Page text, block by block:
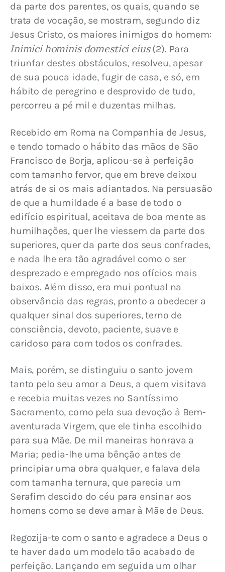
da parte dos parentes, os quais, quando se
trata de vocação, se mostram, segundo diz
Jesus Cristo, os maiores inimigos do homem:
Inimici hominis domestici eius (2). Para
triunfar destes obstáculos, resolveu, apesar
de sua pouca idade, fugir de casa, e só, em
hábito de peregrino e desprovido de tudo,
percorreu a pé mil e duzentas milhas.
Recebido em Roma na Companhia de Jesus,
e tendo tomado o hábito das mãos de São
Francisco de Borja, aplicou-se à perfeição
com tamanho fervor, que em breve deixou
atrás de si os mais adiantados. Na persuasão
de que a humildade é a base de todo o
edifício espiritual, aceitava de boa mente as
humilhações, quer lhe viessem da parte dos
superiores, quer da parte dos seus confrades,
e nada lhe era tão agradável como o ser
desprezado e empregado nos ofícios mais
baixos. Além disso, era mui pontual na
observância das regras, pronto a obedecer a
qualquer sinal dos superiores, terno de
consciência, devoto, paciente, suave e
caridoso para com todos os confrades.
Mais, porém, se distinguiu o santo jovem
tanto pelo seu amor a Deus, a quem visitava
e recebia muitas vezes no Santíssimo
Sacramento, como pela sua devoção à Bem-
aventurada Virgem, que ele tinha escolhido
para sua Mãe. De mil maneiras honrava a
Maria; pedia-lhe uma bênção antes de
principiar uma obra qualquer, e falava dela
com tamanha ternura, que parecia um
Serafim descido do céu para ensinar aos
homens como se deve amar à Mãe de Deus.
Regozija-te com o santo e agradece a Deus o
te haver dado um modelo tão acabado de
perfeição. Lançando em seguida um olhar